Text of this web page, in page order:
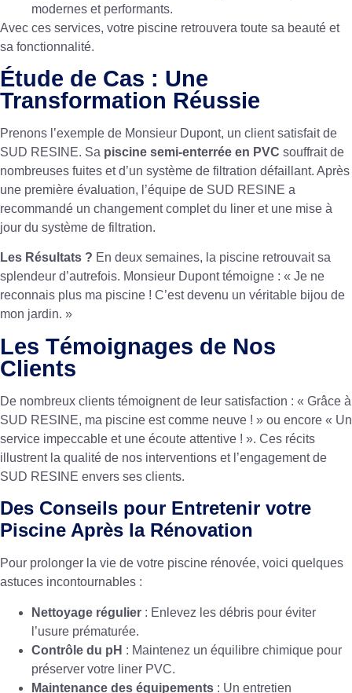
modernes et performants.
Avec ces services, votre piscine retrouvera toute sa beauté et
sa fonctionnalité.
Étude de Cas : Une
Transformation Réussie
Prenons l’exemple de Monsieur Dupont, un client satisfait de
SUD RESINE. Sa piscine semi-enterrée en PVC souffrait de
nombreuses fuites et d’un système de filtration défaillant. Après
une première évaluation, l’équipe de SUD RESINE a
recommandé un changement complet du liner et une mise à
jour du système de filtration.
Les Résultats ? En deux semaines, la piscine retrouvait sa
splendeur d’autrefois. Monsieur Dupont témoigne : « Je ne
reconnais plus ma piscine ! C’est devenu un véritable bijou de
mon jardin. »
Les Témoignages de Nos
Clients
De nombreux clients témoignent de leur satisfaction : « Grâce à
SUD RESINE, ma piscine est comme neuve ! » ou encore « Un
service impeccable et une écoute attentive ! ». Ces récits
illustrent la qualité de nos interventions et l’engagement de
SUD RESINE envers ses clients.
Des Conseils pour Entretenir votre
Piscine Après la Rénovation
Pour prolonger la vie de votre piscine rénovée, voici quelques
astuces incontournables :
Nettoyage régulier : Enlevez les débris pour éviter
l’usure prématurée.
Contrôle du pH : Maintenez un équilibre chimique pour
préserver votre liner PVC.
Maintenance des équipements : Un entretien